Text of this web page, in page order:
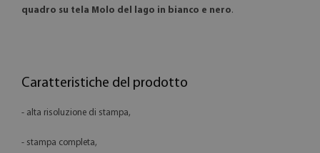
quadro su tela Molo del lago in bianco e nero.
Caratteristiche del prodotto
- alta risoluzione di stampa,
- stampa completa,